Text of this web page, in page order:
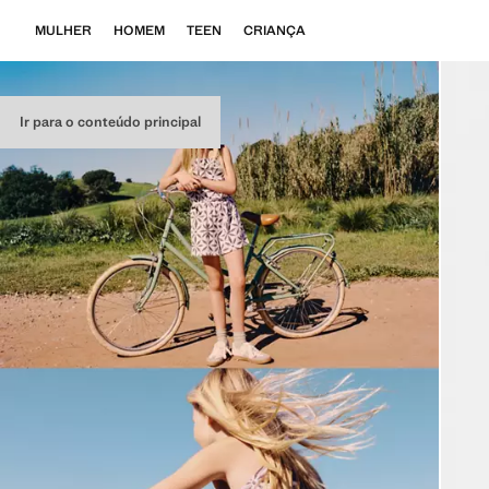
Ir para o conteúdo principal
MULHER HOMEM TEEN CRIANÇA